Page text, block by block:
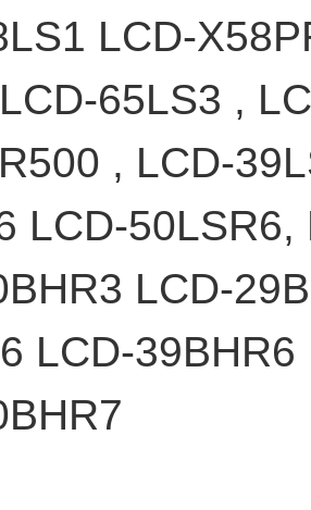
LCD-
65LS3 ,
, LCD-
LCD-
LCD-
LCD-